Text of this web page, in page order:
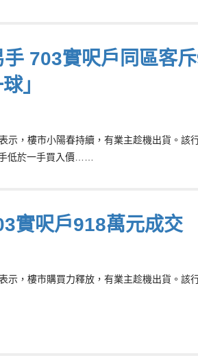
703實呎戶同區客
」
，樓市小陽春持續，有業主趁機出貨。該
低於一手買入價……
實呎戶918萬元成交
，樓市購買力釋放，有業主趁機出貨。該